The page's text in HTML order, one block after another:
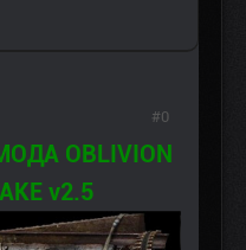
OBLIVION
v2.5
#0